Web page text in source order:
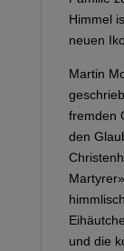
Himmel
neuen
Martin
fremden
den
und die